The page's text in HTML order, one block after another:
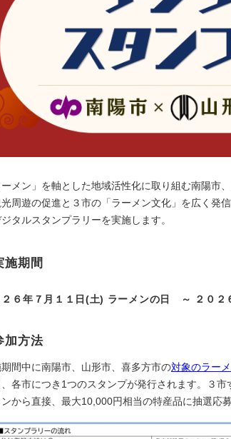
ーメン」を軸とした地域活性化に取り組む南陽市
光周遊の促進と３市の「ラーメン文化」を広く発
タルスタンプラリーを実施します。
施期間
２６年７月１１日(土) ラーメンの日 ～ ２０２
加方法
間中に南陽市、山形市、喜多方市の対象のラー
各市につき1つのスタンプが発行されます。３
から直接、最大10,000円相当の特産品に抽選応募